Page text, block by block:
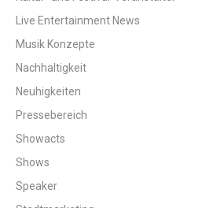
Live Entertainment News
Musik Konzepte
Nachhaltigkeit
Neuhigkeiten
Pressebereich
Showacts
Shows
Speaker